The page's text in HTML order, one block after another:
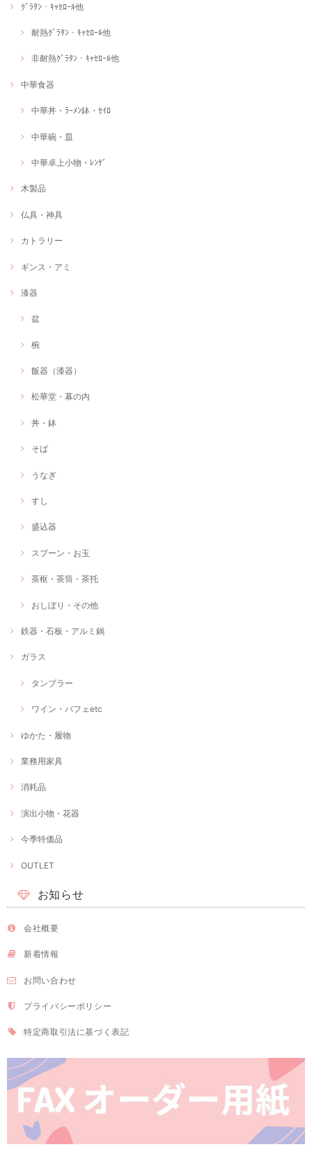
ｸﾞﾗﾀﾝ・ｷｬｾﾛｰﾙ他
耐熱ｸﾞﾗﾀﾝ・ｷｬｾﾛｰﾙ他
非耐熱ｸﾞﾗﾀﾝ・ｷｬｾﾛｰﾙ他
中華食器
中華丼・ﾗｰﾒﾝ鉢・ｾｲﾛ
中華碗・皿
中華卓上小物・ﾚﾝｹﾞ
木製品
仏具・神具
カトラリー
ギンス・アミ
漆器
盆
椀
飯器（漆器）
松華堂・幕の内
丼・鉢
そば
うなぎ
すし
盛込器
スプーン・お玉
茶枢・茶筒・茶托
おしぼり・その他
鉄器・石板・アルミ鍋
ガラス
タンブラー
ワイン・パフェetc
ゆかた・履物
業務用家具
消耗品
演出小物・花器
今季特価品
OUTLET
お知らせ
会社概要
新着情報
お問い合わせ
プライバシーポリシー
特定商取引法に基づく表記